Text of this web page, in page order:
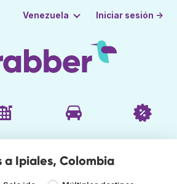
Venezuela Iniciar sesión →
a Ipiales, Colombia